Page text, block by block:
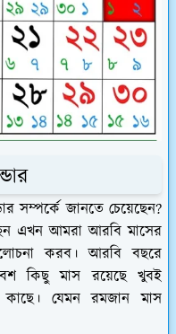
সম্পর্কে জানতে চেয়েছেন?
এখন আমরা আরবি মাসের
করব। আরবি বছরে
কিছু মাস রয়েছে খুবই
কাছে। যেমন রমজান মাস